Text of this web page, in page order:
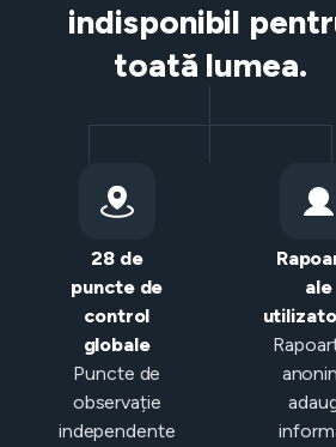
indisponibil
toată lumea.
28 de
puncte de
control
globale
Puncte de
observație
independente
ale